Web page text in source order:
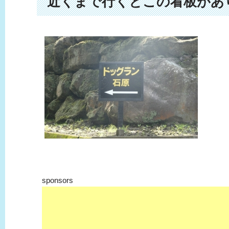
sponsors